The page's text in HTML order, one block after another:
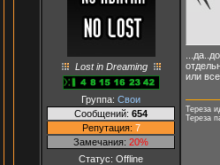
Lost in Dreaming
Группа: Свои
Сообщений: 654
Репутация: 7
Замечания: 20%
Статус: Offline
или
Тереза
Тереза